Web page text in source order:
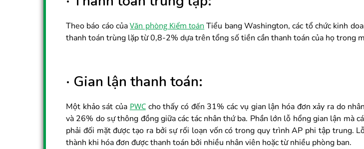
Theo báo cáo củaVăn phòng Kiểm toán Tiểu bang Washington, các tổ chức kinh
thanh toán trùng lặp từ 0,8-2% dựa trên tổng số tiền cần thanh toán của họ trong
· Gian lận thanh toán:
Một khảo sát của PWCcho thấy có đến 31% các vụ gian lận hóa đơn xảy ra do
và 26% do sự thông đồng giữa các tác nhân thứ ba. Phần lớn lỗ hổng gian lận mà
phải đối mặt được tạo ra bởi sự rối loạn vốn có trong quy trình AP phi tập trung.
thành khi hóa đơn được thanh toán bởi nhiều nhân viên hoặc từ nhiều phòng ban.